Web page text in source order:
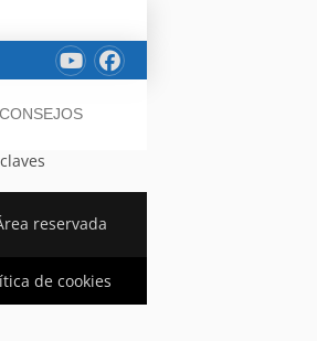
reservada
de cookies